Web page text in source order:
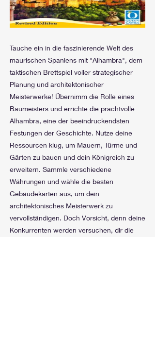
Tauche ein in die faszinierende Welt des
maurischen Spaniens mit "Alhambra", dem
taktischen Brettspiel voller strategischer
Planung und architektonischer
Meisterwerke! Übernimm die Rolle eines
Baumeisters und errichte die prachtvolle
Alhambra, eine der beeindruckendsten
Festungen der Geschichte. Nutze deine
Ressourcen klug, um Mauern, Türme und
Gärten zu bauen und dein Königreich zu
erweitern. Sammle verschiedene
Währungen und wähle die besten
Gebäudekarten aus, um dein
architektonisches Meisterwerk zu
vervollständigen. Doch Vorsicht, denn deine
Konkurrenten werden versuchen, dir die